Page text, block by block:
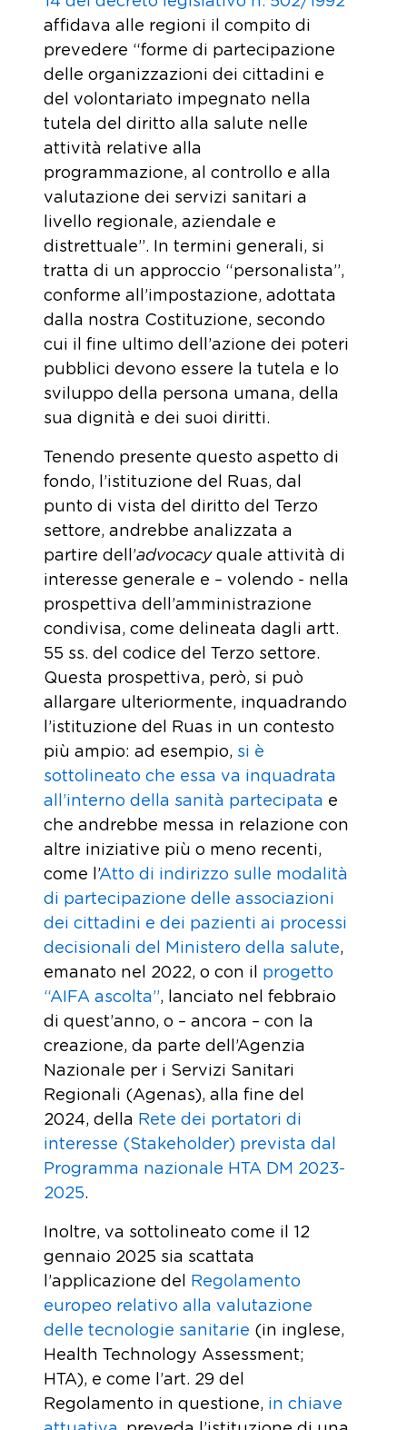
affidava alle regioni il compito di
prevedere “forme di partecipazione
delle organizzazioni dei cittadini e
del volontariato impegnato nella
tutela del diritto alla salute nelle
attività relative alla
programmazione, al controllo e alla
valutazione dei servizi sanitari a
livello regionale, aziendale e
distrettuale”. In termini generali, si
tratta di un approccio “personalista”,
conforme all’impostazione, adottata
dalla nostra Costituzione, secondo
cui il fine ultimo dell’azione dei poteri
pubblici devono essere la tutela e lo
sviluppo della persona umana, della
sua dignità e dei suoi diritti.
Tenendo presente questo aspetto di
fondo, l’istituzione del Ruas, dal
punto di vista del diritto del Terzo
settore, andrebbe analizzata a
partire dell’advocacyquale attività di
interesse generale e – volendo - nella
prospettiva dell’amministrazione
condivisa, come delineata dagli artt.
55 ss. del codice del Terzo settore.
Questa prospettiva, però, si può
allargare ulteriormente, inquadrando
l’istituzione del Ruas in un contesto
più ampio: ad esempio, si è
sottolineato che essa va inquadrata
all’interno della sanità partecipata e
che andrebbe messa in relazione con
altre iniziative più o meno recenti,
come l’Atto di indirizzo sulle modalità
di partecipazione delle associazioni
dei cittadini e dei pazienti ai processi
decisionali del Ministero della salute,
emanato nel 2022, o con il progetto
“AIFA ascolta”, lanciato nel febbraio
di quest’anno, o – ancora – con la
creazione, da parte dell’Agenzia
Nazionale per i Servizi Sanitari
Regionali (Agenas), alla fine del
2024, della Rete dei portatori di
interesse (Stakeholder) prevista dal
Programma nazionale HTA DM 2023-
2025.
Inoltre, va sottolineato come il 12
gennaio 2025 sia scattata
l’applicazione del Regolamento
europeo relativo alla valutazione
delle tecnologie sanitarie (in inglese,
Health Technology Assessment;
HTA), e come l’art. 29 del
Regolamento in questione, in chiave